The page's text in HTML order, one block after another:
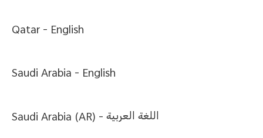
Qatar - English
Saudi Arabia - English
Saudi Arabia (AR) -اللغة العربية